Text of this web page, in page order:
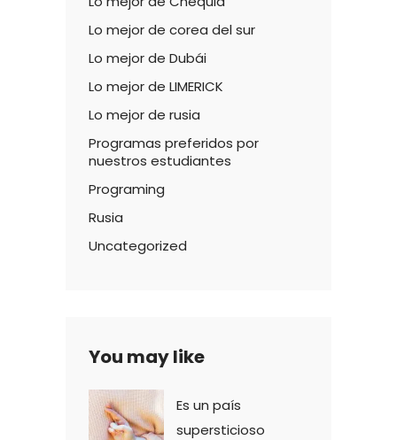
Lo mejor de corea del sur
Lo mejor de Dubái
Lo mejor de LIMERICK
Lo mejor de rusia
Programas preferidos por
nuestros estudiantes
Programing
Rusia
Uncategorized
You may like
Es un país
supersticioso